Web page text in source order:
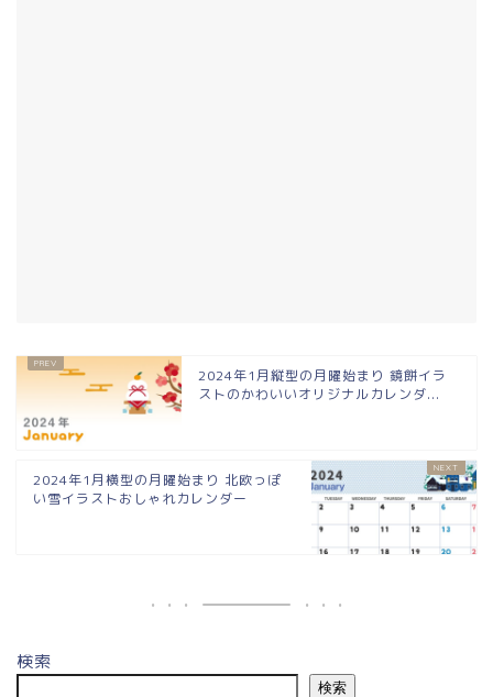
2024年1月縦型の月曜始まり 鏡餅イラ
ストのかわいいオリジナルカレンダ...
2024年1月横型の月曜始まり 北欧っぽ
い雪イラストおしゃれカレンダー
検索
検索